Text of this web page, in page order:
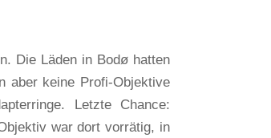
Die Läden in Bodø hatten
aber keine Profi-Objektive
Letzte Chance:
war dort vorrätig, in